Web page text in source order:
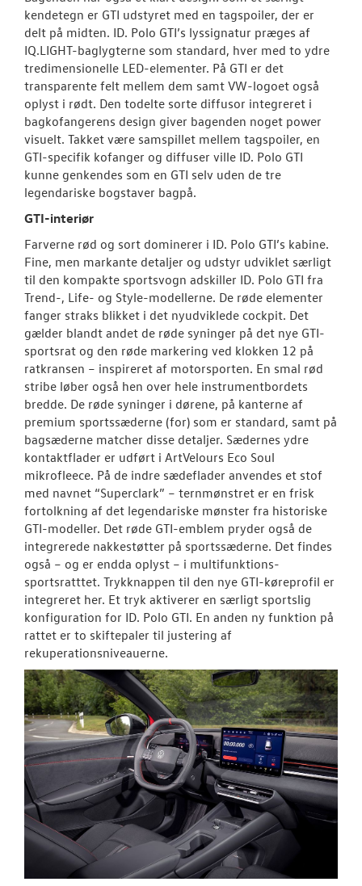
kendetegn er GTI udstyret med en tagspoiler, der er
delt på midten. ID. Polo GTI’s lyssignatur præges af
IQ.LIGHT-baglygterne som standard, hver med to ydre
tredimensionelle LED-elementer. På GTI er det
transparente felt mellem dem samt VW-logoet også
oplyst i rødt. Den todelte sorte diffusor integreret i
bagkofangerens design giver bagenden noget power
visuelt. Takket være samspillet mellem tagspoiler, en
GTI-specifik kofanger og diffuser ville ID. Polo GTI
kunne genkendes som en GTI selv uden de tre
legendariske bogstaver bagpå.
GTI-interiør
Farverne rød og sort dominerer i ID. Polo GTI’s kabine.
Fine, men markante detaljer og udstyr udviklet særligt
til den kompakte sportsvogn adskiller ID. Polo GTI fra
Trend-, Life- og Style-modellerne. De røde elementer
fanger straks blikket i det nyudviklede cockpit. Det
gælder blandt andet de røde syninger på det nye GTI-
sportsrat og den røde markering ved klokken 12 på
ratkransen – inspireret af motorsporten. En smal rød
stribe løber også hen over hele instrumentbordets
bredde. De røde syninger i dørene, på kanterne af
premium sportssæderne (for) som er standard, samt på
bagsæderne matcher disse detaljer. Sædernes ydre
kontaktflader er udført i ArtVelours Eco Soul
mikrofleece. På de indre sædeflader anvendes et stof
med navnet “Superclark” – ternmønstret er en frisk
fortolkning af det legendariske mønster fra historiske
GTI-modeller. Det røde GTI-emblem pryder også de
integrerede nakkestøtter på sportssæderne. Det findes
også – og er endda oplyst – i multifunktions-
sportsratttet. Trykknappen til den nye GTI-køreprofil er
integreret her. Et tryk aktiverer en særligt sportslig
konfiguration for ID. Polo GTI. En anden ny funktion på
rattet er to skiftepaler til justering af
rekuperationsniveauerne.